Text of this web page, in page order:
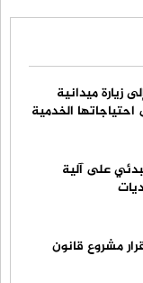
زيارة ميدانية
الخدمية
على آلية
مشروع قانون